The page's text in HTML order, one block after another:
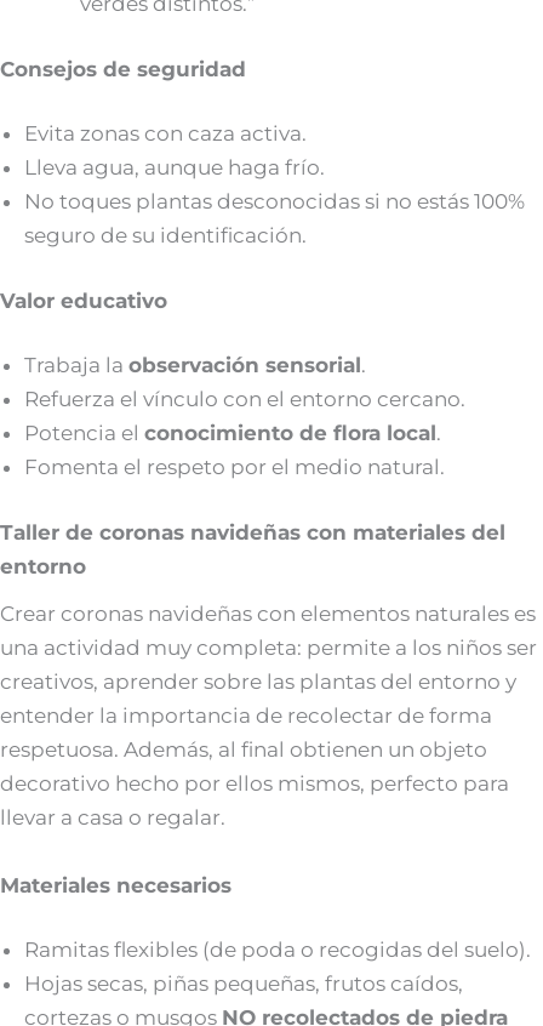
Consejos de seguridad
Evita zonas con caza activa.
Lleva agua, aunque haga frío.
No toques plantas desconocidas si no estás 100%
seguro de su identificación.
Valor educativo
Trabaja la observación sensorial.
Refuerza el vínculo con el entorno cercano.
Potencia el conocimiento de flora local.
Fomenta el respeto por el medio natural.
Taller de coronas navideñas con materiales del
entorno
Crear coronas navideñas con elementos naturales es
una actividad muy completa: permite a los niños ser
creativos, aprender sobre las plantas del entorno y
entender la importancia de recolectar de forma
respetuosa. Además, al final obtienen un objeto
decorativo hecho por ellos mismos, perfecto para
llevar a casa o regalar.
Materiales necesarios
Ramitas flexibles (de poda o recogidas del suelo).
Hojas secas, piñas pequeñas, frutos caídos,
cortezas o musgos NO recolectados de piedra